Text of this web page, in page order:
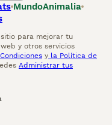
MundoAnimalia
para mejorar tu
y otros servicios
y la Política de
Administrar tus